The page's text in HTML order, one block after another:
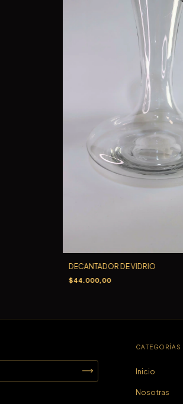
DECANTADOR DE VIDRIO
$44.000,00
CATEGORÍAS
Inicio
Nosotras